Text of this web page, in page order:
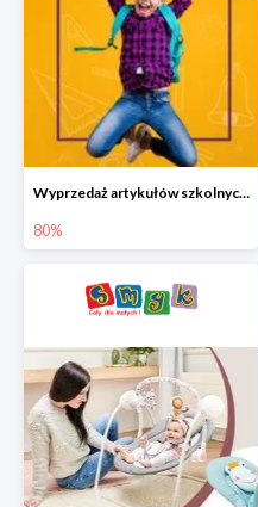
Wyprzedaż artykułów szkolnych w Smyku do -80%
80%